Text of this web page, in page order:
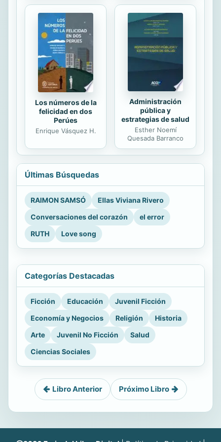
Los números de la
felicidad en dos
Perúes
Enrique Vásquez H.
Administración
pública y
estrategias de salud
Esther Noemí
Quesada Barranco
Últimas Búsquedas
RAIMON SAMSÓ
Ellas Viviana Rivero
Conversaciones del corazón
el error
RUTH
Love song
Categorías Destacadas
Ficción Educación
Juvenil Ficción
Economía y Negocios
Religión
Historia
Arte
Juvenil No Ficción
Salud
Ciencias Sociales
Libro Anterior Próximo Libro